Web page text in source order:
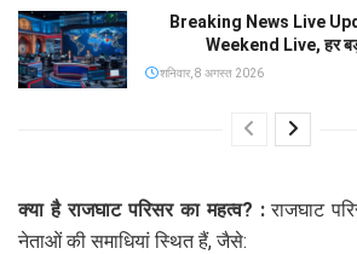
Breaking News Live
Weekend Live, हर
शनिवार, 8 अगस्त 2026
क्या है राजघाट परिसर का महत्व? :राजघाट
नेताओं की समाधियां स्थित हैं, जैसे: